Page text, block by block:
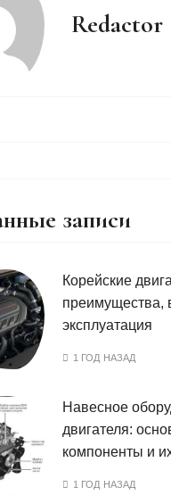
Redactor
записи
Корейские
преимущества,
эксплуатация
1 ГОД НАЗАД
Навесное
двигателя:
компоненты и
1 ГОД НАЗАД